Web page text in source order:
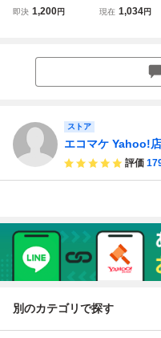
ゴンボールZ BLO
即決 1,200円
レスト BLOOD
現在 1,034円
ストア
エコマケ Yahoo!店
評価
別のカテゴリで探す